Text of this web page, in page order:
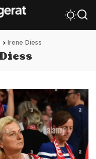
> Irene Diess